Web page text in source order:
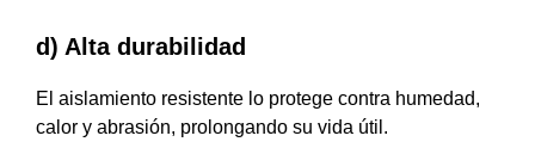
d) Alta durabilidad
El aislamiento resistente lo protege contra humedad,
calor y abrasión, prolongando su vida útil.